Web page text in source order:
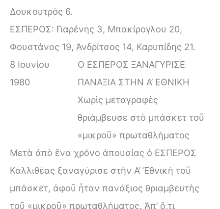
Δουκουτρὸς 6.
ΕΣΠΕΡΟΣ: Γιαρένης 3, Μπακίρογλου 20,
Φουστάνος 19, Ἀνδρίτσος 14, Καρυπίδης 21.
8 Ιουνίου
1980
Ο ΕΣΠΕΡΟΣ ΞΑΝΑΓΥΡΙΣΕ
ΠΑΝΑΞΙΑ ΣΤΗΝ Α’ ΕΘΝΙΚΗ
Χωρὶς μεταγραφὲς
θριάμβευσε στὸ μπάσκετ τοῦ
«μικροῦ» πρωταθλήματος
Μετὰ ἀπὸ ἕνα χρόνο ἀπουσίας ὁ ΕΣΠΕΡΟΣ
Καλλιθέας ξαναγύρισε στὴν Α’ Ἐθνικὴ τοῦ
μπάσκετ, ἀφοῦ ἦταν πανάξιος θριαμβευτὴς
τοῦ «μικροῦ» πρωταθλήματος. Ἀπ’ ὅ,τι